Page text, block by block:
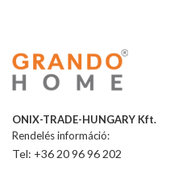
ONIX-TRADE-HUNGARY Kft.
Rendelés információ:
Tel: +36 20 96 96 202